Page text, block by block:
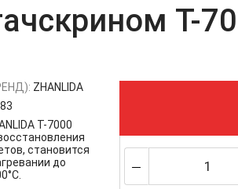
T-
ZHANLIDA
T-7000
становится
до